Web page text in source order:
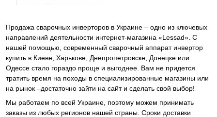
Продажа сварочных инверторов в Украине – одно из ключевых
направлений деятельности интернет-магазина «Lessad». С
нашей помощью, современный сварочный аппарат инвертор
купить в Киеве, Харькове, Днепропетровске, Донецке или
Одессе стало гораздо проще и выгоднее. Вам не придется
тратить время на походы в специализированные магазины или
на рынок –достаточно зайти на сайт и сделать свой выбор!
Мы работаем по всей Украине, поэтому можем принимать
заказы из любых регионов нашей страны. Сроки доставки